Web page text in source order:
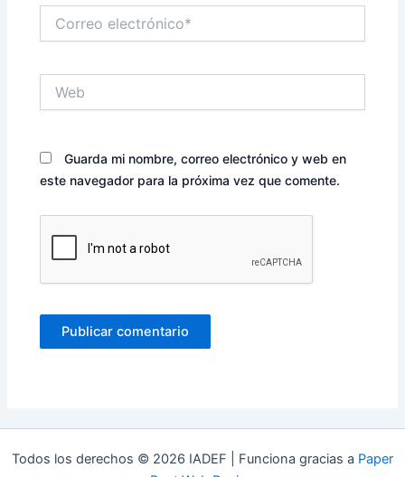
electrónico*
Guarda mi nombre, correo electrónico y web en
este navegador para la próxima vez que comente.
Todos los derechos © 2026 IADEF | Funciona gracias a Paper